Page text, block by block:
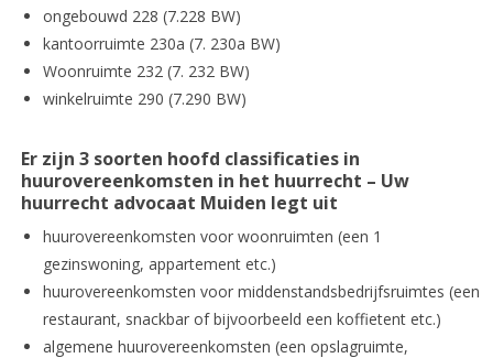
ongebouwd 228 (7.228 BW)
kantoorruimte 230a (7. 230a BW)
Woonruimte 232 (7. 232 BW)
winkelruimte 290 (7.290 BW)
Er zijn 3 soorten hoofd classificaties in
huurovereenkomsten in het huurrecht – Uw
huurrecht advocaat Muiden legt uit
huurovereenkomsten voor woonruimten (een 1
gezinswoning, appartement etc.)
huurovereenkomsten voor middenstandsbedrijfsruimtes (een
restaurant, snackbar of bijvoorbeeld een koffietent etc.)
algemene huurovereenkomsten (een opslagruimte,